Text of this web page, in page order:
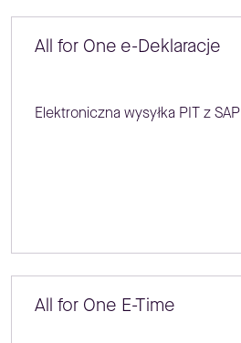
All for One e-Deklaracje
Elektroniczna wysyłka PIT z SAP
All for One E-Time